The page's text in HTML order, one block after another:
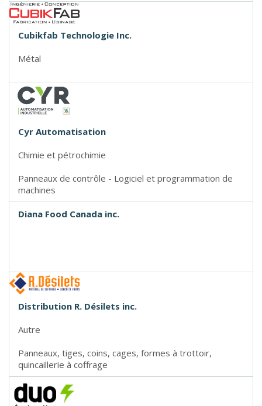
Cubikfab Technologie Inc.
Métal
Cyr Automatisation
Chimie et pétrochimie
Panneaux de contrôle - Logiciel et programmation de
machines
Diana Food Canada inc.
Distribution R. Désilets inc.
Autre
Panneaux, tiges, coins, cages, formes à trottoir,
quincaillerie à coffrage